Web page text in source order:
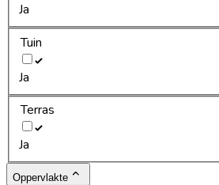
Ja
Tuin
Ja
Terras
Ja
Oppervlakte